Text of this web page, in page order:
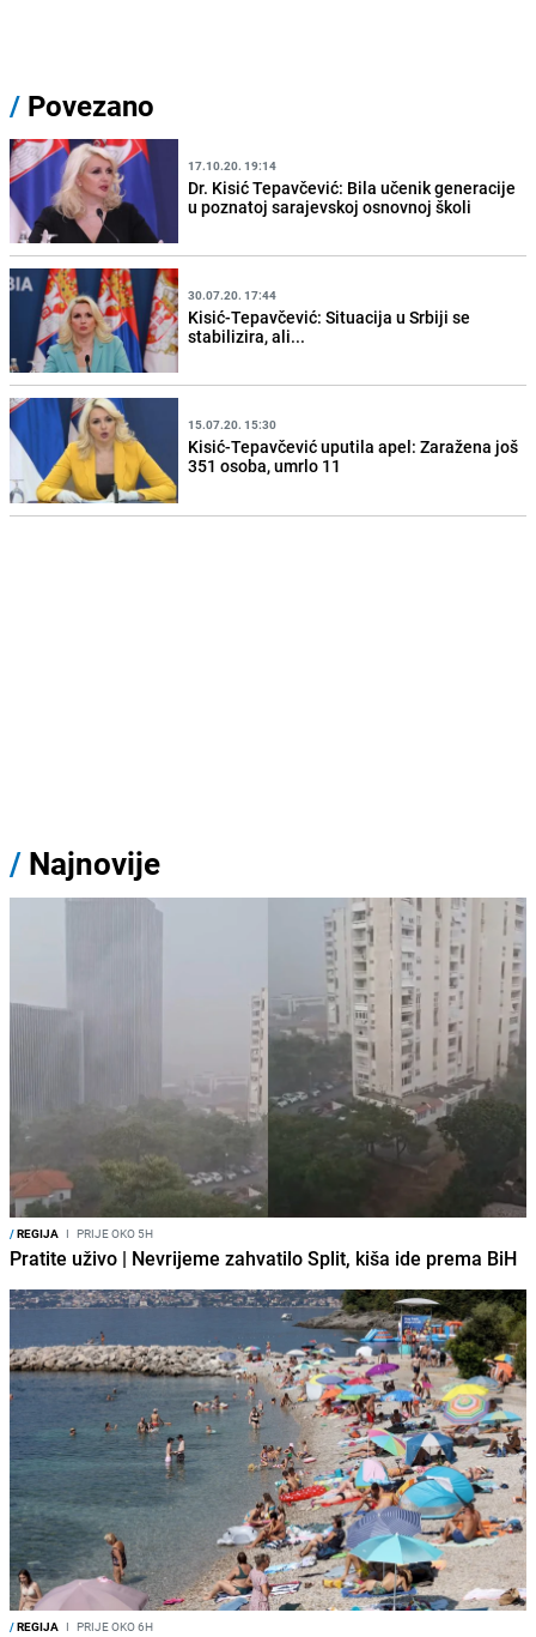
/ Povezano
17.10.20. 19:14
Dr. Kisić Tepavčević: Bila učenik generacije
u poznatoj sarajevskoj osnovnoj školi
30.07.20. 17:44
Kisić-Tepavčević: Situacija u Srbiji se
stabilizira, ali...
15.07.20. 15:30
Kisić-Tepavčević uputila apel: Zaražena još
351 osoba, umrlo 11
/ Najnovije
/REGIJA I PRIJE OKO 5H
Pratite uživo | Nevrijeme zahvatilo Split, kiša ide prema BiH
/REGIJA I PRIJE OKO 6H